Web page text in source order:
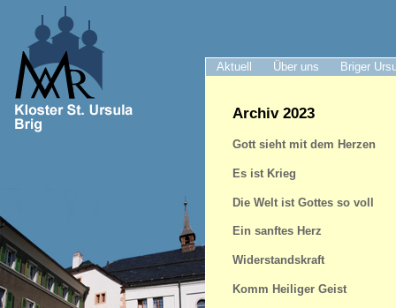
Aktuell Über uns Briger
Archiv 2023
Gott sieht mit dem Herzen
Es ist Krieg
Die Welt ist Gottes so voll
Ein sanftes Herz
Widerstandskraft
Komm Heiliger Geist